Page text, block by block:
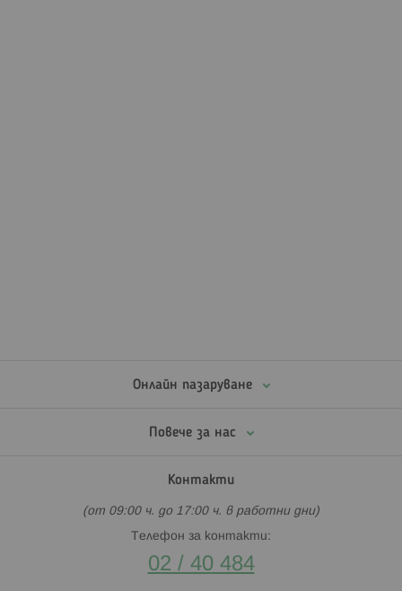
Онлайн пазаруване
Повече за нас
Контакти
(от 09:00 ч. до 17:00 ч. в работни дни)
Телефон за контакти:
02 / 40 484